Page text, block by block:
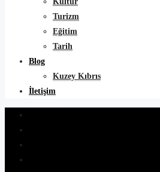
Turizm
Eğitim
Tarih
Blog
Kuzey Kıbrıs
İletişim